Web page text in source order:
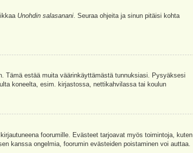
Unohdin salasanani. Seuraa ohjeita ja sinun pitäisi kohta
Tämä estää muita väärinkäyttämästä tunnuksiasi. Pysyäksesi
koneelta, esim. kirjastossa, nettikahvilassa tai koulun
foorumille. Evästeet tarjoavat myös toimintoja, kuten
kanssa ongelmia, foorumin evästeiden poistaminen voi auttaa.